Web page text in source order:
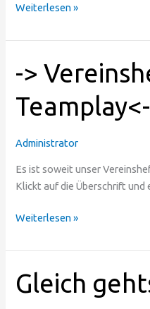
Weiterlesen »
->
Teamplay<-
Administrator
Es ist soweit unser
Klickt auf die Überschrift und
Vereinsheft
Teamplay<-
Weiterlesen »
Gleich
Gleich
gehts